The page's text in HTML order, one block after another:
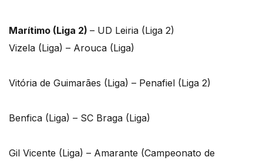
Marítimo (Liga 2) – UD Leiria (Liga 2)
Vizela (Liga) – Arouca (Liga)
Vitória de Guimarães (Liga) – Penafiel (Liga 2)
Benfica (Liga) – SC Braga (Liga)
Gil Vicente (Liga) – Amarante (Campeonato de